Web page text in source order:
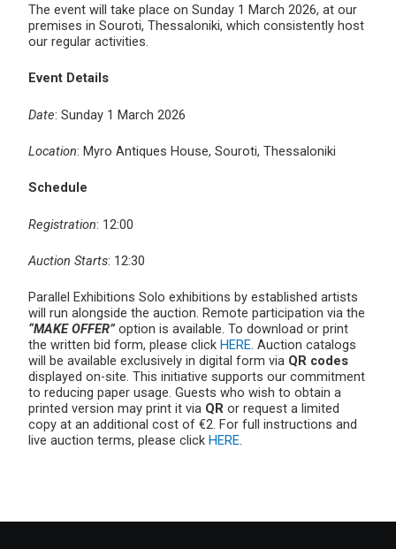
The event will take place on Sunday 1 March 2026, at our
premises in Souroti, Thessaloniki, which consistently host
our regular activities.
Event Details
Date: Sunday 1 March 2026
Location: Myro Antiques House, Souroti, Thessaloniki
Schedule
Registration: 12:00
Auction Starts: 12:30
Parallel Exhibitions Solo exhibitions by established artists
will run alongside the auction. Remote participation via the
“MAKE OFFER”option is available. To download or print
the written bid form, please click HERE. Auction catalogs
will be available exclusively in digital form via QR codes
displayed on-site. This initiative supports our commitment
to reducing paper usage. Guests who wish to obtain a
printed version may print it via QR or request a limited
copy at an additional cost of €2. For full instructions and
live auction terms, please click HERE.